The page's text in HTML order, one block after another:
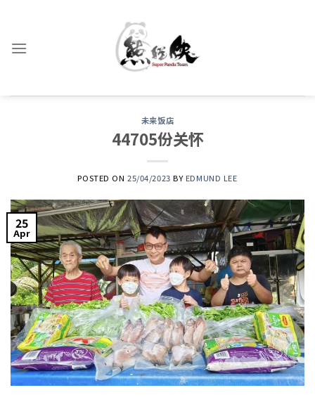
content
未来饭店
44705份关怀
POSTED ON25/04/2023 BY EDMUND LEE
25
Apr